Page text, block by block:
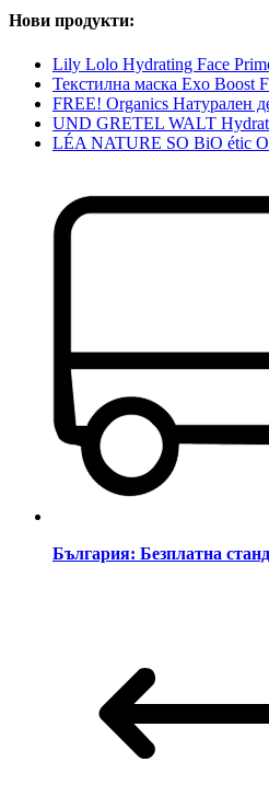
Нови продукти:
Lily Lolo Hydrating Face
Текстилна маска Exo Boost
FREE! Organics Натурален
UND GRETEL WALT
LÉA NATURE SO BiO étic
България: Безплатна